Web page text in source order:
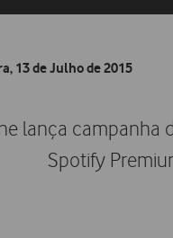
13 de Julho de 2015
lança campanha
Spotify